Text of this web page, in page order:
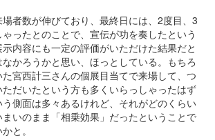
者数が伸びており、最終日には、2度目、3
ったとのことで、宣伝が功を奏したという
内容にも一定の評価がいただけた結果だと
かろうかと思い、ほっとしている。もちろ
宮西計三さんの個展目当てで来場して、つ
だいたという方も多くいらっしゃったはず
側面は多々あるけれど、それがどのくらい
いのまま「相乗効果」だったということで
と。